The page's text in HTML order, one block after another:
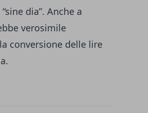
dia”. Anche a
verosimile
conversione delle lire